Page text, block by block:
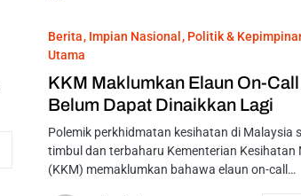
Berita Impian Nasional Politik &
Utama
KKM Maklumkan Elaun On-
Belum Dapat Dinaikkan Lagi
Polemik perkhidmatan kesihatan di Malaysia
timbul dan terbaharu Kementerian Kesihatan
(KKM) memaklumkan bahawa elaun on-call…